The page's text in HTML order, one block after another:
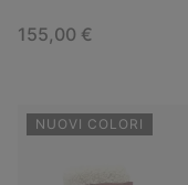
Regular price:
155,00 €
NUOVI COLORI